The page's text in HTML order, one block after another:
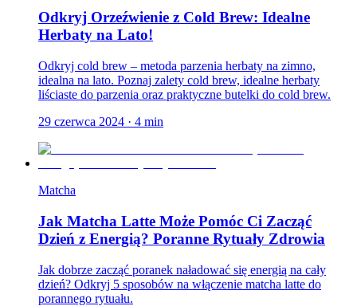
Odkryj Orzeźwienie z Cold Brew: Idealne
Herbaty na Lato!
Odkryj cold brew – metoda parzenia herbaty na zimno,
idealna na lato. Poznaj zalety cold brew, idealne herbaty
liściaste do parzenia oraz praktyczne butelki do cold brew.
29 czerwca 2024 · 4 min
Matcha
Jak Matcha Latte Może Pomóc Ci Zacząć
Dzień z Energią? Poranne Rytuały Zdrowia
Jak dobrze zacząć poranek naładować się energią na cały
dzień? Odkryj 5 sposobów na włączenie matcha latte do
porannego rytuału.